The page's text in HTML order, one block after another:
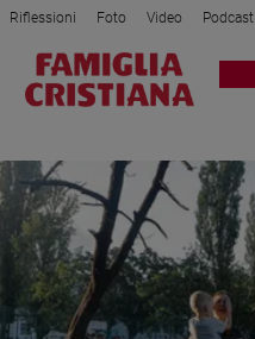
Attualità
Politica
Mondo
Economia
Legalità
giustizia
Riflessioni Foto Video Podcast
Privacy Policy Chi siamo
Registrati Redazione